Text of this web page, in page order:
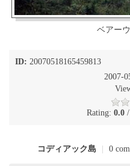
ベアー
ID: 20070518165459813
2007-
Rating: 0.0/
コディアック島 0